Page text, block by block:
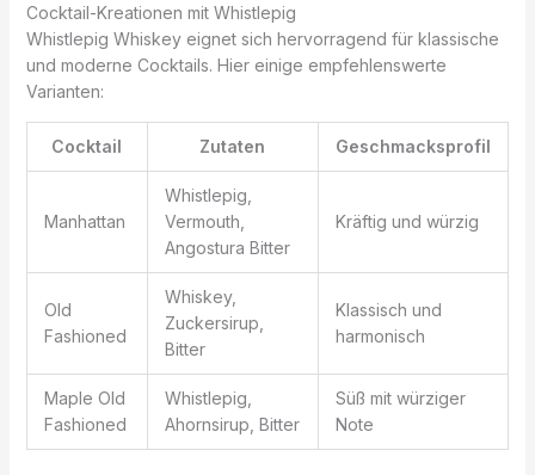
Cocktail-Kreationen mit Whistlepig
Whistlepig Whiskey eignet sich hervorragend für klassische
und moderne Cocktails. Hier einige empfehlenswerte
Varianten:
Cocktail Zutaten Geschmacksprofil
Manhattan
Whistlepig,
Vermouth,
Angostura Bitter
Kräftig und würzig
Old
Fashioned
Whiskey,
Zuckersirup,
Bitter
Klassisch und
harmonisch
Maple Old
Fashioned
Whistlepig,
Ahornsirup, Bitter
Süß mit würziger
Note